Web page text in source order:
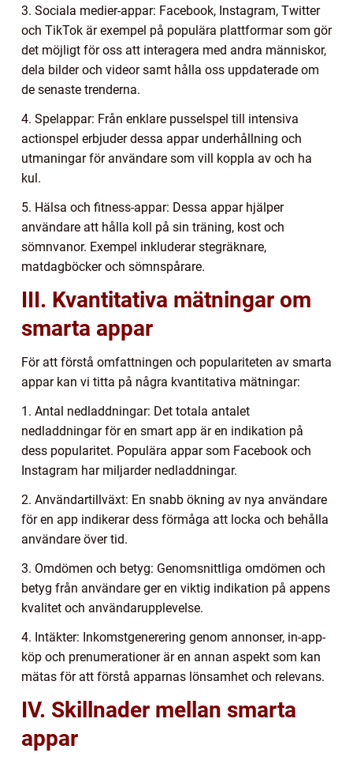
3. Sociala medier-appar: Facebook, Instagram, Twitter
och TikTok är exempel på populära plattformar som gör
det möjligt för oss att interagera med andra människor,
dela bilder och videor samt hålla oss uppdaterade om
de senaste trenderna.
4. Spelappar: Från enklare pusselspel till intensiva
actionspel erbjuder dessa appar underhållning och
utmaningar för användare som vill koppla av och ha
kul.
5. Hälsa och fitness-appar: Dessa appar hjälper
användare att hålla koll på sin träning, kost och
sömnvanor. Exempel inkluderar stegräknare,
matdagböcker och sömnspårare.
III. Kvantitativa mätningar om
smarta appar
För att förstå omfattningen och populariteten av smarta
appar kan vi titta på några kvantitativa mätningar:
1. Antal nedladdningar: Det totala antalet
nedladdningar för en smart app är en indikation på
dess popularitet. Populära appar som Facebook och
Instagram har miljarder nedladdningar.
2. Användartillväxt: En snabb ökning av nya användare
för en app indikerar dess förmåga att locka och behålla
användare över tid.
3. Omdömen och betyg: Genomsnittliga omdömen och
betyg från användare ger en viktig indikation på appens
kvalitet och användarupplevelse.
4. Intäkter: Inkomstgenerering genom annonser, in-app-
köp och prenumerationer är en annan aspekt som kan
mätas för att förstå apparnas lönsamhet och relevans.
IV. Skillnader mellan smarta
appar